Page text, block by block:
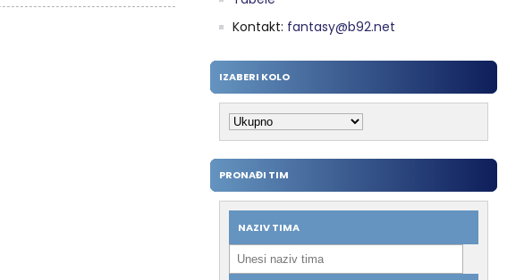
Kontakt: fantasy@b92.net
IZABERI KOLO
PRONAĐI TIM
NAZIV TIMA